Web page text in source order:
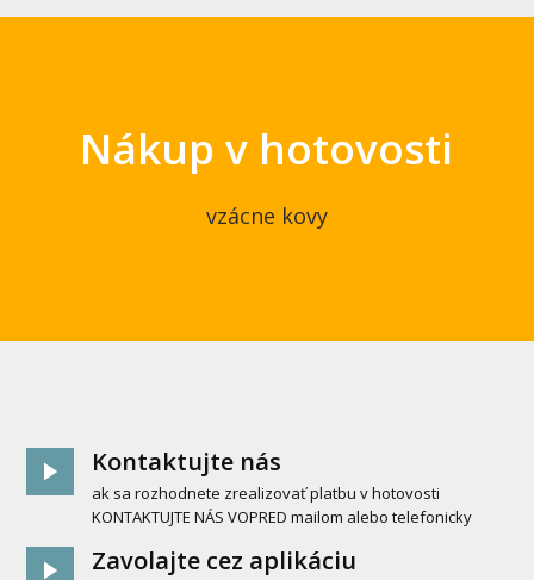
Nákup v hotovosti
vzácne kovy
Kontaktujte nás
ak sa rozhodnete zrealizovať platbu v hotovosti
KONTAKTUJTE NÁS VOPRED mailom alebo telefonicky
Zavolajte cez aplikáciu